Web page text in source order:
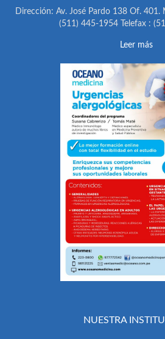
Dirección: Av. José Pardo 138 Of. 401.
(511) 445-1954 Telefax :
Leer más
NUESTRA